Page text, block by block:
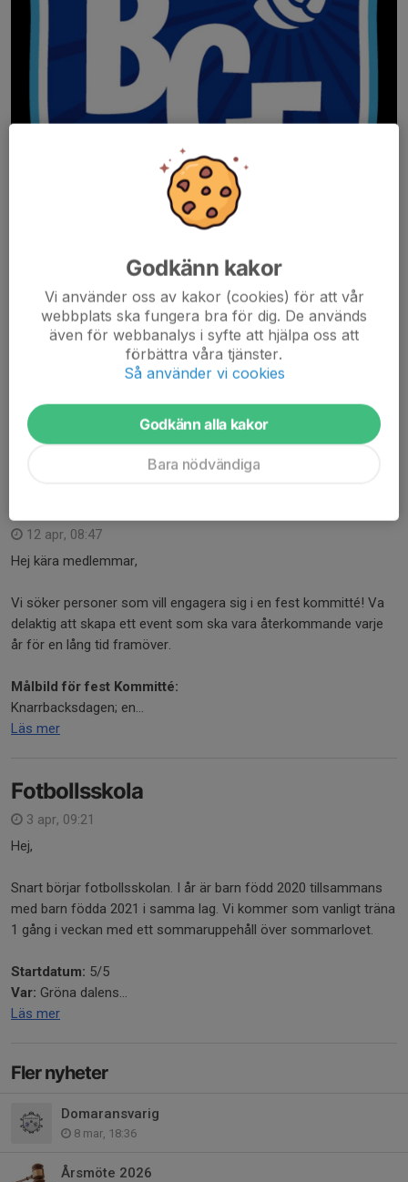
Den 29 maj är det Fotbollströjefredag! Gör som vi – ta på dig ditt
favoritlags (kfc) matchtröja och lägg upp en selfie på sociala
medier med #Fotbollströjefredag. Och glöm inte att swisha en
gåva till
och...
Läs mer
12 apr, 08:47
Hej kära medlemmar,
Vi söker personer som vill engagera sig i en fest kommitté! Va
delaktig att skapa ett event som ska vara återkommande varje
år för en lång tid framöver.
Målbild för fest Kommitté:
Knarrbacksdagen; en...
Läs mer
Fotbollsskola
3 apr, 09:21
Hej,
Snart börjar fotbollsskolan. I år är barn född 2020 tillsammans
med barn födda 2021 i samma lag. Vi kommer som vanligt träna
1 gång i veckan med ett sommaruppehåll över sommarlovet.
Startdatum: 5/5
Var: Gröna dalens...
Läs mer
Fler nyheter
Domaransvarig
8 mar, 18:36
Årsmöte 2026
Godkänn kakor
Vi använder oss av kakor (cookies) för att vår
webbplats ska fungera bra för dig. De används
även för webbanalys i syfte att hjälpa oss att
förbättra våra tjänster.
Så använder vi cookies
Godkänn alla kakor
Bara nödvändiga